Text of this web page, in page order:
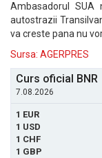
Ambasadorul
autostrazii
va creste pana nu
Sursa: AGERPRES
Curs oficial BNR
7.08.2026
1 EUR
1 USD
1 CHF
1 GBP